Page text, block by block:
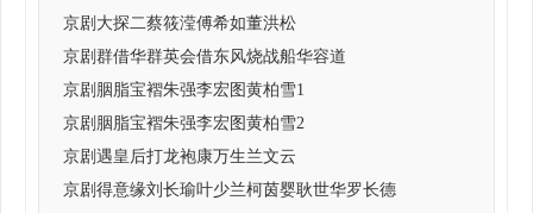
京剧大探二蔡筱滢傅希如董洪松
京剧群借华群英会借东风烧战船华容道
京剧胭脂宝褶朱强李宏图黄柏雪1
京剧胭脂宝褶朱强李宏图黄柏雪2
京剧遇皇后打龙袍康万生兰文云
京剧得意缘刘长瑜叶少兰柯茵婴耿世华罗长德